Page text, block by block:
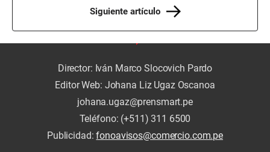
Siguiente artículo
Director: Iván Marco Slocovich Pardo
Editor Web: Johana Liz Ugaz Oscanoa
johana.ugaz@prensmart.pe
Teléfono: (+511) 311 6500
Publicidad:fonoavisos@comercio.com.pe